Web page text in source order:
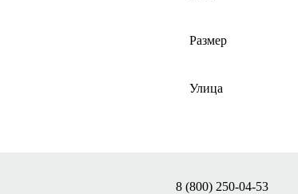
Размер
Улица
8 (800) 250-04-53